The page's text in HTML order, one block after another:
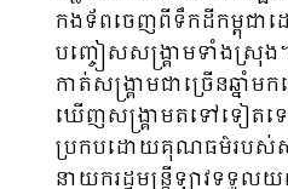
កងទ័ពចេញពីទឹកដីកម្ពុជា
បញ្ចៀសសង្គ្រាមទាំងស្រុង។
កាត់សង្រ្គាមជាច្រើនឆ្ន
ឃើញសង្គ្រាមតទៅទៀតទេ
ប្រកបដោយគុណធម៌របស់ស
នាយករដ្ឋមន្រ្តីឡាវទទួ